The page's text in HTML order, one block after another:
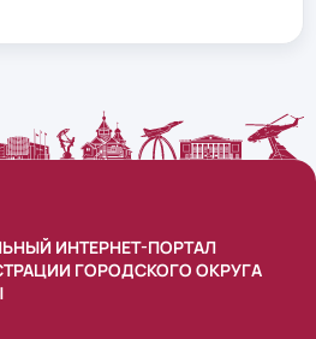
ИНТЕРНЕТ-ПОРТАЛ
ГОРОДСКОГО ОКРУГА